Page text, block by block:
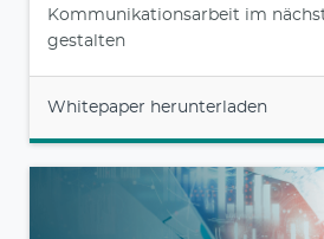
Kommunikationsarbeit im
gestalten
Whitepaper herunterladen